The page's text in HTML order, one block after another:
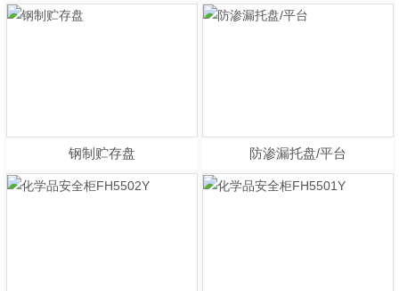
钢制贮存盘 防渗漏托盘/平台